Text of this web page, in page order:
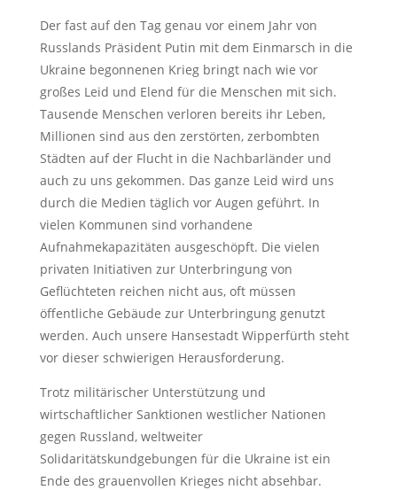
Der fast auf den Tag genau vor einem Jahr von
Russlands Präsident Putin mit dem Einmarsch in die
Ukraine begonnenen Krieg bringt nach wie vor
großes Leid und Elend für die Menschen mit sich.
Tausende Menschen verloren bereits ihr Leben,
Millionen sind aus den zerstörten, zerbombten
Städten auf der Flucht in die Nachbarländer und
auch zu uns gekommen. Das ganze Leid wird uns
durch die Medien täglich vor Augen geführt. In
vielen Kommunen sind vorhandene
Aufnahmekapazitäten ausgeschöpft. Die vielen
privaten Initiativen zur Unterbringung von
Geflüchteten reichen nicht aus, oft müssen
öffentliche Gebäude zur Unterbringung genutzt
werden. Auch unsere Hansestadt Wipperfürth steht
vor dieser schwierigen Herausforderung.
Trotz militärischer Unterstützung und
wirtschaftlicher Sanktionen westlicher Nationen
gegen Russland, weltweiter
Solidaritätskundgebungen für die Ukraine ist ein
Ende des grauenvollen Krieges nicht absehbar.